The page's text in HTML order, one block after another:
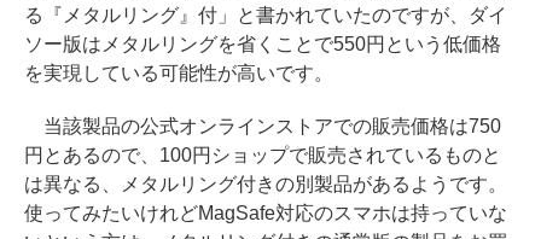
る『メタルリング』付」と書かれていたのですが、ダイ
ソー版はメタルリングを省くことで550円という低価格
を実現している可能性が高いです。
当該製品の公式オンラインストアでの販売価格は750
円とあるので、100円ショップで販売されているものと
は異なる、メタルリング付きの別製品があるようです。
使ってみたいけれどMagSafe対応のスマホは持っていな